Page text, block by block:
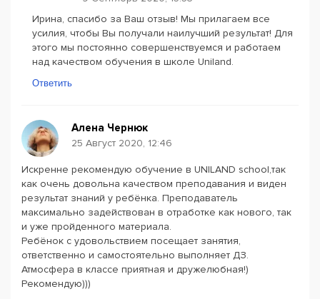
Ирина, спасибо за Ваш отзыв! Мы прилагаем все
усилия, чтобы Вы получали наилучший результат! Для
этого мы постоянно совершенствуемся и работаем
над качеством обучения в школе Uniland.
Ответить
Алена Чернюк
25 Август 2020, 12:46
Искренне рекомендую обучение в UNILAND school,так
как очень довольна качеством преподавания и виден
результат знаний у ребёнка. Преподаватель
максимально задействован в отработке как нового, так
и уже пройденного материала.
Ребёнок с удовольствием посещает занятия,
ответственно и самостоятельно выполняет ДЗ.
Атмосфера в классе приятная и дружелюбная!)
Рекомендую)))